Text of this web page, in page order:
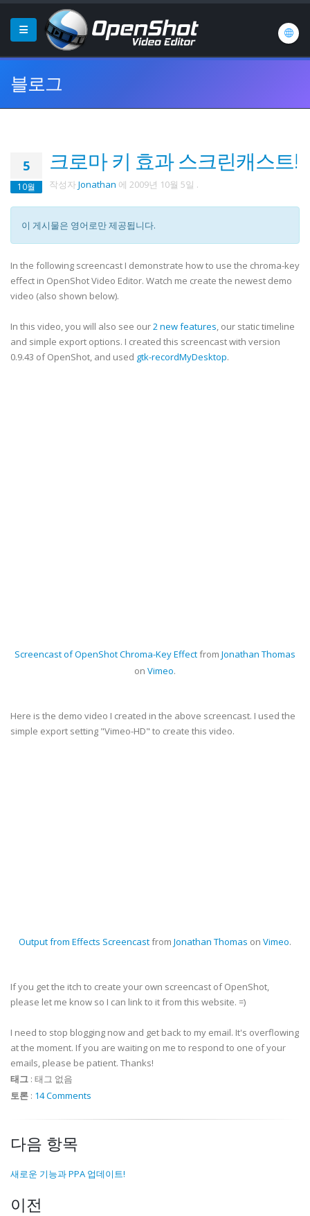
블로그
5
10월
크로마 키 효과 스크린캐스트!
작성자Jonathan 에 2009년 10월 5일 .
이 게시물은 영어로만 제공됩니다.
In the following screencast I demonstrate how to use the chroma-key
effect in OpenShot Video Editor. Watch me create the newest demo
video (also shown below).
In this video, you will also see our2 new features, our static timeline
and simple export options. I created this screencast with version
0.9.43 of OpenShot, and used gtk-recordMyDesktop.
Screencast of OpenShot Chroma-Key Effectfrom Jonathan Thomas
on Vimeo.
Here is the demo video I created in the above screencast. I used the
simple export setting "Vimeo-HD" to create this video.
Output from Effects Screencastfrom Jonathan Thomas on Vimeo.
If you get the itch to create your own screencast of OpenShot,
please let me know so I can link to it from this website. =)
I need to stop blogging now and get back to my email. It's overflowing
at the moment. If you are waiting on me to respond to one of your
emails, please be patient. Thanks!
태그 : 태그 없음
토론 : 14 Comments
다음 항목
새로운 기능과 PPA 업데이트!
이전